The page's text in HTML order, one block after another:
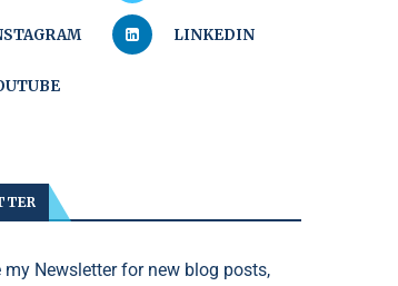
LINKEDIN
my Newsletter for new blog posts,